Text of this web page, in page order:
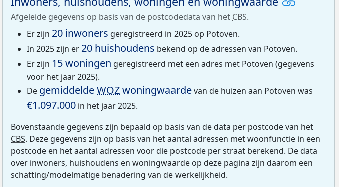
Afgeleide gegevens op basis van de postcodedata van het CBS.
Er zijn 20 inwoners geregistreerd in 2025 op Potoven.
In 2025 zijn er 20 huishoudens bekend op de adressen van Potoven.
Er zijn 15 woningen geregistreerd met een adres met Potoven (gegevens
voor het jaar 2025).
De gemiddeldeWOZwoningwaardevan de huizen aan Potoven was
€1.097.000 in het jaar 2025.
Bovenstaande gegevens zijn bepaald op basis van de data per postcode van het
CBS. Deze gegevens zijn op basis van het aantal adressen met woonfunctie in een
postcode en het aantal adressen voor die postcode per straat berekend. De data
over inwoners, huishoudens en woningwaarde op deze pagina zijn daarom een
schatting/modelmatige benadering van de werkelijkheid.